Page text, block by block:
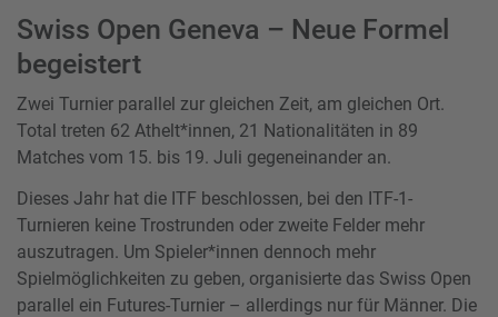
Swiss Open Geneva – Neue Formel
begeistert
Zwei Turnier parallel zur gleichen Zeit, am gleichen Ort.
Total treten 62 Athelt*innen, 21 Nationalitäten in 89
Matches vom 15. bis 19. Juli gegeneinander an.
Dieses Jahr hat die ITF beschlossen, bei den ITF-1-
Turnieren keine Trostrunden oder zweite Felder mehr
auszutragen. Um Spieler*innen dennoch mehr
Spielmöglichkeiten zu geben, organisierte das Swiss Open
parallel ein Futures-Turnier – allerdings nur für Männer. Die